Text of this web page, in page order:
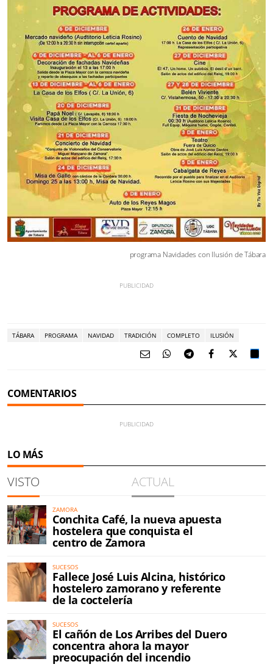
programa Navidades con Ilusión de Tábara
TÁBARA PROGRAMA NAVIDAD TRADICIÓN COMPLETO ILUSIÓN
COMENTARIOS
LO MÁS
VISTO ACTUAL
ZAMORA
Conchita Café, la nueva apuesta
hostelera que conquista el
centro de Zamora
SUCESOS
Fallece José Luis Alcina, histórico
hostelero zamorano y referente
de la coctelería
SUCESOS
El cañón de Los Arribes del Duero
concentra ahora la mayor
preocupación del incendio